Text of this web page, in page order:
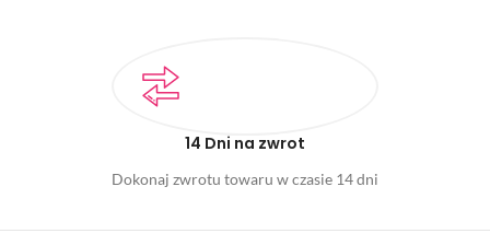
14 Dni na zwrot
Dokonaj zwrotu towaru w czasie 14 dni